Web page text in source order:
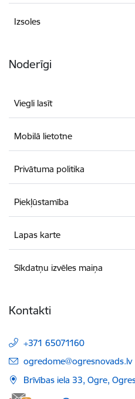
Izsoles
Noderīgi
Viegli lasīt
Mobilā lietotne
Privātuma politika
Piekļūstamība
Lapas karte
Sīkdatņu izvēles maiņa
Kontakti
+371 65071160
E-pasts:
ogredome@ogresnovads.lv
Brīvības iela 33, Ogre,